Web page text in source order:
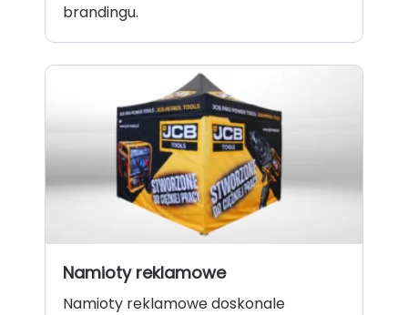
brandingu.
Namioty reklamowe
Namioty reklamowe doskonale